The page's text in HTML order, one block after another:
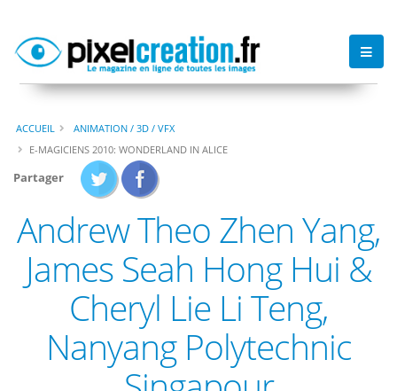
ACCUEIL
ANIMATION / 3D / VFX
E-MAGICIENS 2010: WONDERLAND IN ALICE
Partager
Andrew Theo Zhen Yang,
James Seah Hong Hui &
Cheryl Lie Li Teng,
Nanyang Polytechnic